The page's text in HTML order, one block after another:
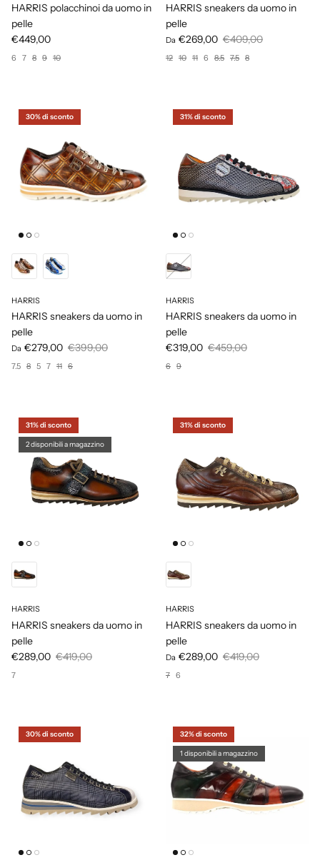
HARRIS polacchinoi da uomo in
pelle
€449,00
6 7 8 9 10
HARRIS sneakers da uomo in
pelle
Da €269,00 €409,00
12 10 11 6 8.5 7.5 8
30% di sconto
HARRIS
HARRIS sneakers da uomo in
pelle
Da €279,00 €399,00
7.5 8 5 7 11 6
31% di sconto
HARRIS
HARRIS sneakers da uomo in
pelle
€319,00 €459,00
6 9
31% di sconto
2 disponibili a magazzino
HARRIS
HARRIS sneakers da uomo in
pelle
€289,00 €419,00
7
31% di sconto
HARRIS
HARRIS sneakers da uomo in
pelle
Da €289,00 €419,00
7 6
30% di sconto 32% di sconto
1 disponibili a magazzino